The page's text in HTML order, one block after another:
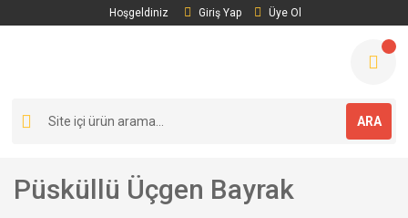
Hoşgeldiniz Giriş Yap Üye Ol
ARA
Püsküllü Üçgen Bayrak